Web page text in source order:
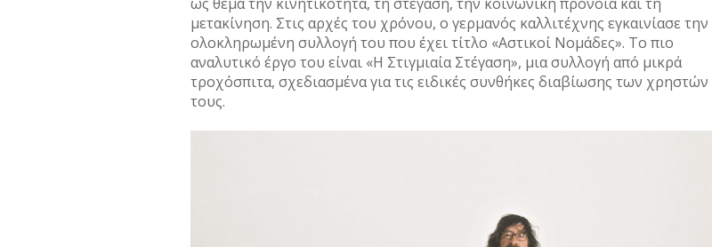
µετακίνηση. Στις αρχές του χρόνου, ο γερµανός καλλιτέχνης εγκαινίασε την
ολοκληρωµένη συλλογή του που έχει τίτλο «Αστικοί Νοµάδες». Το πιο
αναλυτικό έργο του είναι «Η Στιγµιαία Στέγαση», µια συλλογή από µικρά
τροχόσπιτα, σχεδιασµένα για τις ειδικές συνθήκες διαβίωσης των χρηστών
τους.